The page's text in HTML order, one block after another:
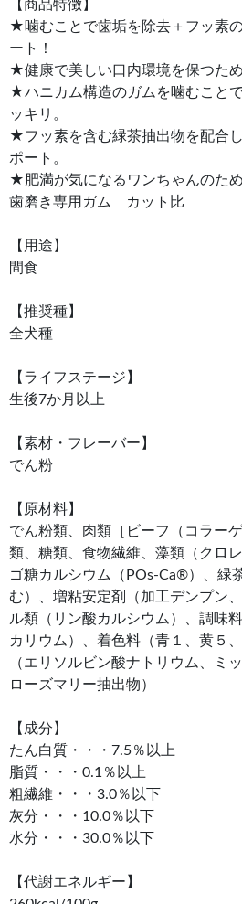
【商品特徴】
★噛むことで歯垢を除去＋フッ素
ート！
★健康で美しい口内環境を保つた
★ハニカム構造のガムを噛むこと
ッキリ。
★フッ素を含む緑茶抽出物を配合
ポート。
★肥満が気になるワンちゃんのた
歯磨き専用ガム カット比
【用途】
間食
【推奨種】
全犬種
【ライフステージ】
生後7か月以上
【素材・フレーバー】
でん粉
【原材料】
でん粉類、肉類［ビーフ（コラー
類、糖類、食物繊維、藻類（クロ
ゴ糖カルシウム（POs-Ca®）、緑
む）、増粘安定剤（加工デンプン
ル類（リン酸カルシウム）、調味
カリウム）、着色料（青１、黄５
（エリソルビン酸ナトリウム、ミ
ローズマリー抽出物）
【成分】
たん白質・・・7.5％以上
脂質・・・0.1％以上
粗繊維・・・3.0％以下
灰分・・・10.0％以下
水分・・・30.0％以下
【代謝エネルギー】